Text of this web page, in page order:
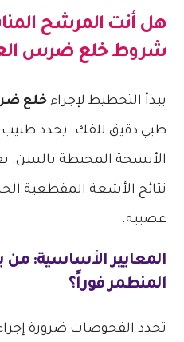
هل أنت المرشح
شروطخلع ضرس
يبدأ التخطيط لإجراءخلع
طبي دقيق للفك. يحدد طبيب
الأنسجة المحيطة بالسن.
نتائج الأشعة المقطعية
عصبية.
المعايير الأساسية: من
المنطمر فوراً؟
تحدد الفحوصات ضرورة